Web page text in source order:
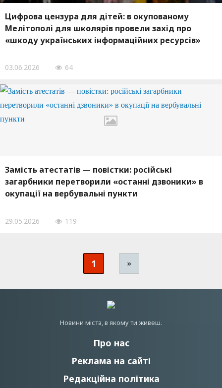
Цифрова цензура для дітей: в окупованому
Мелітополі для школярів провели захід про
«шкоду українських інформаційних ресурсів»
03.06.2026 64
Замість атестатів — повістки: російські
загарбники перетворили «останні дзвоники» в
окупації на вербувальні пункти
29.05.2026 119
1 »
Новини мiста, в якому ти живеш.
Про нас
Реклама на сайті
Редакційна політика